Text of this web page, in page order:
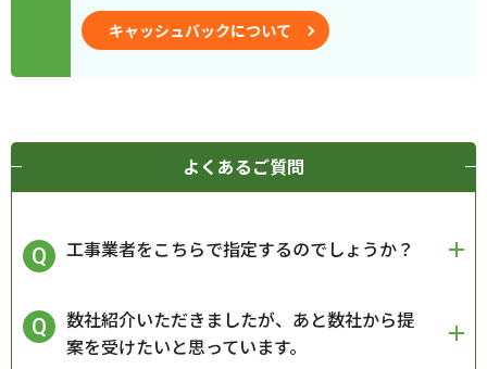
キャッシュバックについて
よくあるご質問
工事業者をこちらで指定するのでしょうか？
数社紹介いただきましたが、あと数社から提
案を受けたいと思っています。